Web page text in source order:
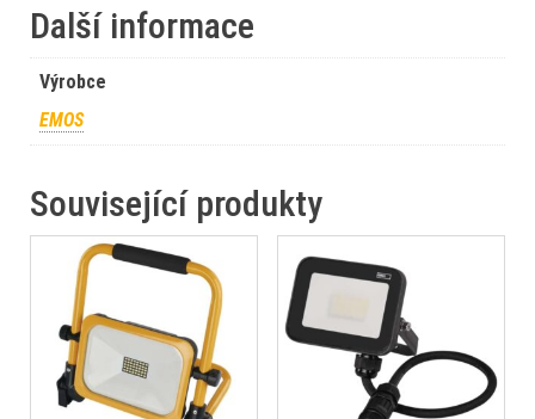
Další informace
Výrobce
EMOS
Související produkty